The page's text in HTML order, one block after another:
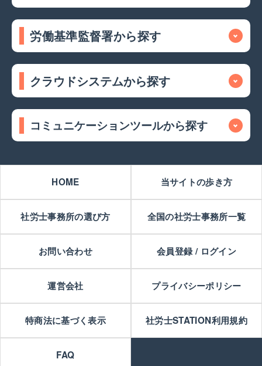
労働基準監督署から探す
クラウドシステムから探す
コミュニケーションツールから探す
HOME 当サイトの歩き方
社労士事務所の選び方 全国の社労士事務所一覧
お問い合わせ 会員登録 / ログイン
運営会社 プライバシーポリシー
特商法に基づく表示 社労士STATION利用規約
FAQ